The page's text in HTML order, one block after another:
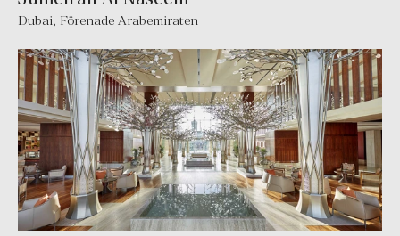
Dubai, Förenade Arabemiraten